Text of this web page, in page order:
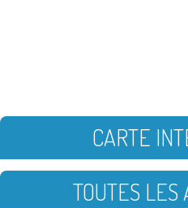
CARTE
TOUTES LES